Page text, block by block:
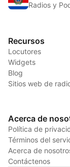
Radios y
Recursos
Locutores
Widgets
Blog
Sitios web de
Acerca de
Política de
Términos del
Acerca de
Contáctenos